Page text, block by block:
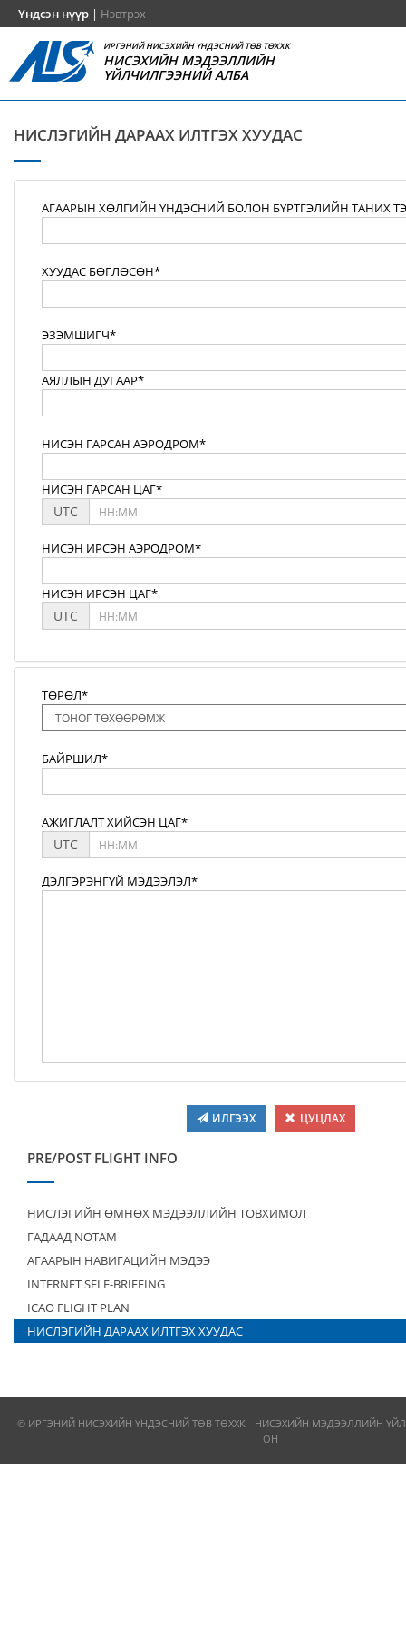
Үндсэн нүүр | Нэвтрэх
ИРГЭНИЙ НИСЭХИЙН ҮНДЭСНИЙ ТӨВ ТӨХХК
НИСЭХИЙН МЭДЭЭЛЛИЙН
ҮЙЛЧИЛГЭЭНИЙ АЛБА
НИСЛЭГИЙН ДАРААХ ИЛТГЭХ ХУУДАС
АГААРЫН ХӨЛГИЙН ҮНДЭСНИЙ БОЛОН БҮРТГЭЛИЙН ТАНИХ
ХУУДАС БӨГЛӨСӨН*
ЭЗЭМШИГЧ*
АЯЛЛЫН ДУГААР*
НИСЭН ГАРСАН АЭРОДРОМ*
НИСЭН ГАРСАН ЦАГ*
UTC
НИСЭН ИРСЭН АЭРОДРОМ*
НИСЭН ИРСЭН ЦАГ*
UTC
ТӨРӨЛ*
БАЙРШИЛ*
АЖИГЛАЛТ ХИЙСЭН ЦАГ*
UTC
ДЭЛГЭРЭНГҮЙ МЭДЭЭЛЭЛ*
ИЛГЭЭХ ЦУЦЛАХ
PRE/POST FLIGHT INFO
НИСЛЭГИЙН ӨМНӨХ МЭДЭЭЛЛИЙН ТОВХИМОЛ
ГАДААД NOTAM
АГААРЫН НАВИГАЦИЙН МЭДЭЭ
INTERNET SELF-BRIEFING
ICAO FLIGHT PLAN
НИСЛЭГИЙН ДАРААХ ИЛТГЭХ ХУУДАС
© ИРГЭНИЙ НИСЭХИЙН ҮНДЭСНИЙ ТӨВ ТӨХХК - НИСЭХИЙН МЭДЭЭЛЛИЙН
ОН